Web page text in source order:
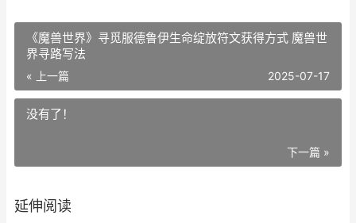
《魔兽世界》寻觅服德鲁伊生命绽放符文获得方式 魔兽世
界寻路写法
« 上一篇 2025-07-17
没有了！
下一篇 »
延伸阅读